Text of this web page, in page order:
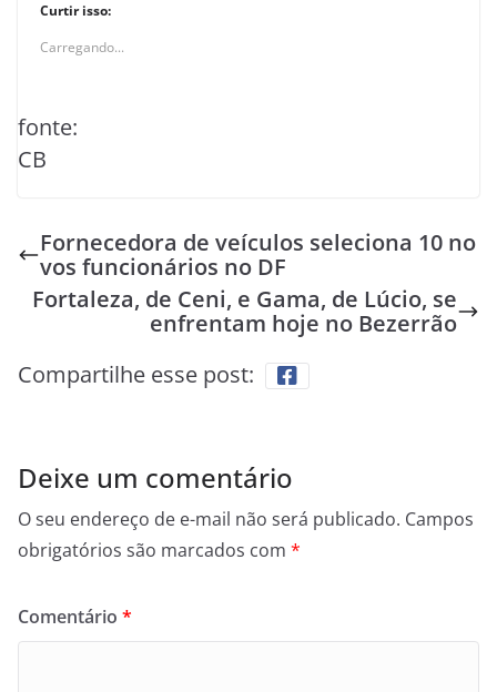
Curtir isso:
Carregando...
fonte:
CB
Fornecedora de veículos seleciona 10 no
vos funcionários no DF
Fortaleza, de Ceni, e Gama, de Lúcio, se
enfrentam hoje no Bezerrão
Compartilhe esse post:
Deixe um comentário
O seu endereço de e-mail não será publicado. Campos
obrigatórios são marcados com *
Comentário *